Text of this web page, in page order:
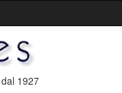
1927